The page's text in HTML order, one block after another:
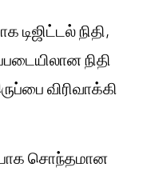
நிதி
விரிவாக்கி
சொந்தமான